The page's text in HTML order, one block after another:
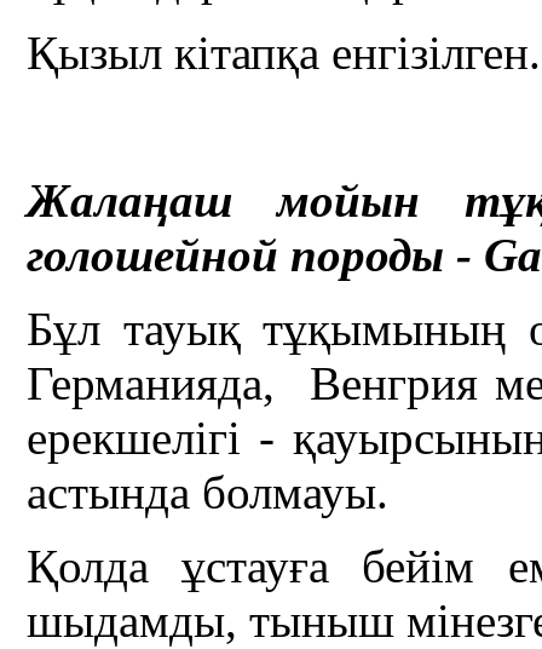
Қызыл кітапқа енгізілген.
Жалаңаш мойын
голошейной породы -
Бұл тауық тұқымының
Германияда, Венгрия
ерекшелігі -
астында болмауы.
Қолда ұстауға бейім
шыдамды, тыныш